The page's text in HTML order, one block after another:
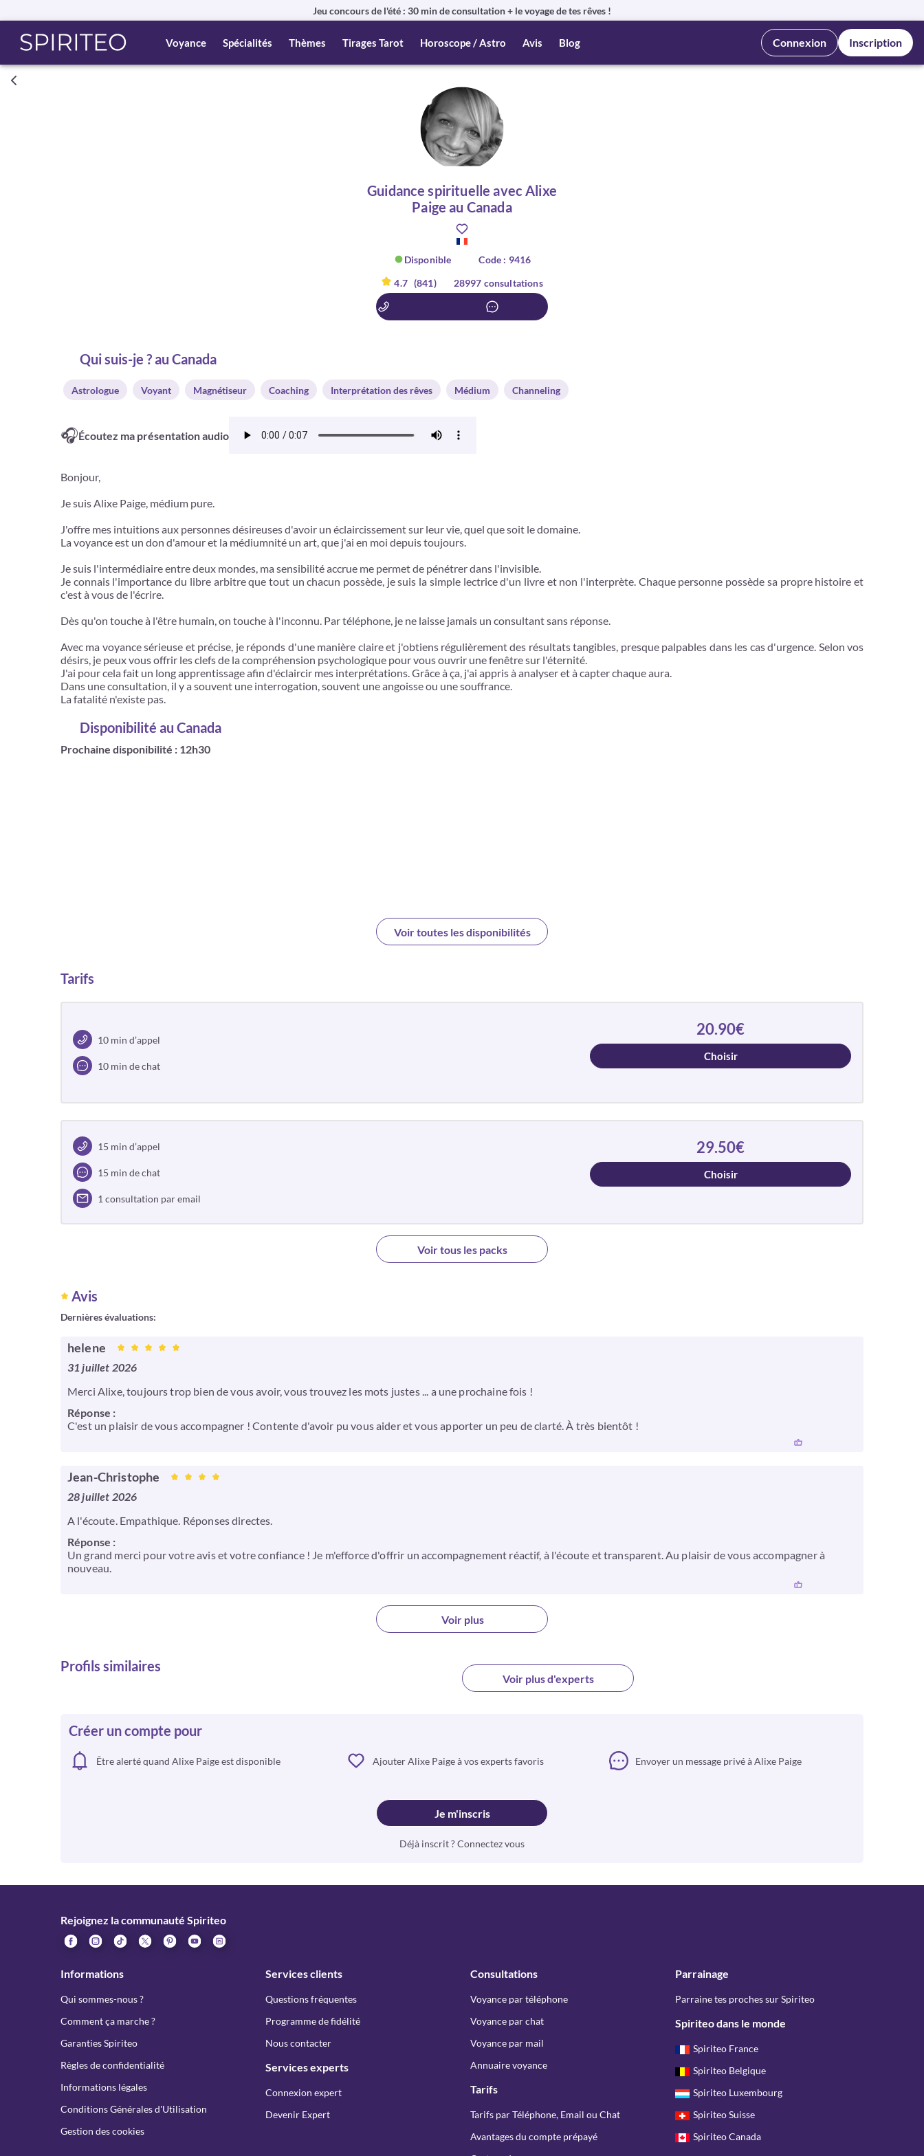
Jeu concours de l'été : 30 min de consultation + le voyage de tes rêves !
Voyance Spécialités Thèmes Tirages Tarot Horoscope / Astro Avis Blog Connexion Inscription
Guidance spirituelle avec Alixe
Paige au Canada
Disponible Code : 9416
4.7 (841) 28997 consultations
Qui suis-je ? au Canada
Astrologue Voyant Magnétiseur Coaching Interprétation des rêves Médium Channeling
🎧Écoutez ma présentation audio
Bonjour,
Je suis Alixe Paige, médium pure.
J'offre mes intuitions aux personnes désireuses d'avoir un éclaircissement sur leur vie, quel que soit le domaine.
La voyance est un don d'amour et la médiumnité un art, que j'ai en moi depuis toujours.
Je suis l'intermédiaire entre deux mondes, ma sensibilité accrue me permet de pénétrer dans l'invisible.
Je connais l'importance du libre arbitre que tout un chacun possède, je suis la simple lectrice d'un livre et non l'interprète. Chaque personne possède sa propre histoire et
c'est à vous de l'écrire.
Dès qu'on touche à l'être humain, on touche à l'inconnu. Par téléphone, je ne laisse jamais un consultant sans réponse.
Avec ma voyance sérieuse et précise, je réponds d'une manière claire et j'obtiens régulièrement des résultats tangibles, presque palpables dans les cas d'urgence. Selon vos
désirs, je peux vous offrir les clefs de la compréhension psychologique pour vous ouvrir une fenêtre sur l'éternité.
J'ai pour cela fait un long apprentissage afin d'éclaircir mes interprétations. Grâce à ça, j'ai appris à analyser et à capter chaque aura.
Dans une consultation, il y a souvent une interrogation, souvent une angoisse ou une souffrance.
La fatalité n'existe pas.
Disponibilité au Canada
Prochaine disponibilité : 12h30
Voir toutes les disponibilités
Tarifs
10 min d’appel
10 min de chat
20.90€
Choisir
15 min d’appel
15 min de chat
1 consultation par email
29.50€
Choisir
Voir tous les packs
Avis
Dernières évaluations:
helene
31 juillet 2026
Merci Alixe, toujours trop bien de vous avoir, vous trouvez les mots justes ... a une prochaine fois !
Réponse :
C'est un plaisir de vous accompagner ! Contente d'avoir pu vous aider et vous apporter un peu de clarté. À très bientôt !
Jean-Christophe
28 juillet 2026
A l'écoute. Empathique. Réponses directes.
Réponse :
Un grand merci pour votre avis et votre confiance ! Je m'efforce d'offrir un accompagnement réactif, à l'écoute et transparent. Au plaisir de vous accompagner à
nouveau.
Voir plus
Profils similaires
Voir plus d'experts
Créer un compte pour
Être alerté quand Alixe Paige est disponible Ajouter Alixe Paige à vos experts favoris Envoyer un message privé à Alixe Paige
Je m'inscris
Déjà inscrit ? Connectez vous
Rejoignez la communauté Spiriteo
Informations
Qui sommes-nous ?
Comment ça marche ?
Garanties Spiriteo
Règles de confidentialité
Informations légales
Conditions Générales d'Utilisation
Gestion des cookies
Services clients
Questions fréquentes
Programme de fidélité
Nous contacter
Services experts
Connexion expert
Devenir Expert
Consultations
Voyance par téléphone
Voyance par chat
Voyance par mail
Annuaire voyance
Tarifs
Tarifs par Téléphone, Email ou Chat
Avantages du compte prépayé
Parrainage
Parraine tes proches sur Spiriteo
Spiriteo dans le monde
Spiriteo France
Spiriteo Belgique
Spiriteo Luxembourg
Spiriteo Suisse
Spiriteo Canada